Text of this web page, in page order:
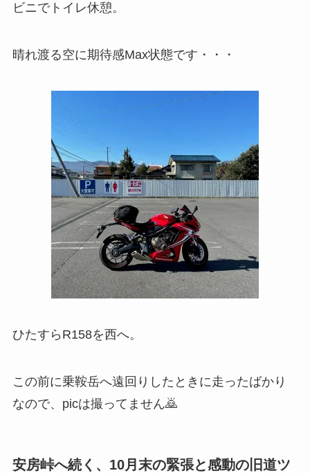
ビニでトイレ休憩。
晴れ渡る空に期待感Max状態です・・・
ひたすらR158を西へ。
この前に乗鞍岳へ遠回りしたときに走ったばかり
なので、picは撮ってません🙇
安房峠へ続く、10月末の緊張と感動の旧道ツ